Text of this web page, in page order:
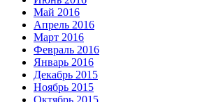
Май 2016
Апрель 2016
Март 2016
Февраль 2016
Январь 2016
Декабрь 2015
Ноябрь 2015
Октябрь 2015